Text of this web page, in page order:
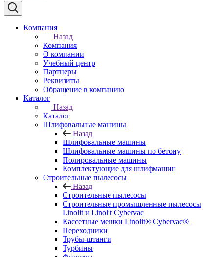
Компания
Назад
Компания
О компании
Учебный центр
Партнеры
Реквизиты
Обращение в компанию
Каталог
Назад
Каталог
Шлифовальные машины
Назад
Шлифовальные машины
Шлифовальные машины по бетону
Полировальные машины
Комплектующие для шлифмашин
Строительные пылесосы
Назад
Строительные пылесосы
Строительные промышленные пылесосы
Linolit и Linolit Cybervac
Кассетные мешки Linolit® Cybervac®
Переходники
Трубы-штанги
Турбины